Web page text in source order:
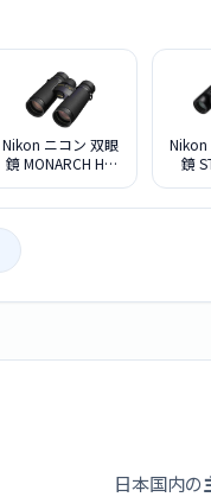
Nikon ニコン 双眼
鏡 MONARCH HG
Nikon
鏡
日本国内の